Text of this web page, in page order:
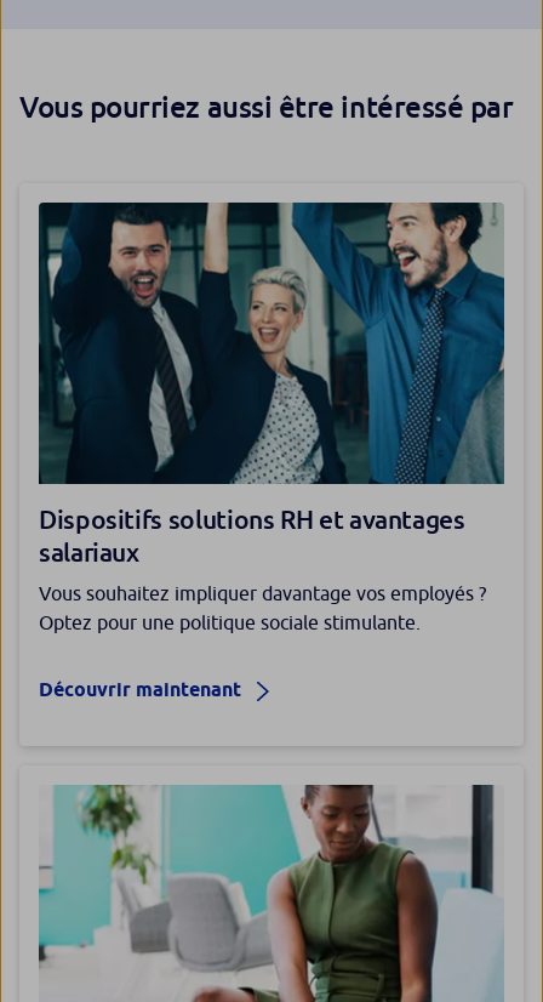
Vous pourriez aussi être intéressé par
Dispositifs solutions RH et avantages
salariaux
Vous souhaitez impliquer davantage vos employés ?
Optez pour une politique sociale stimulante.
Découvrir maintenant